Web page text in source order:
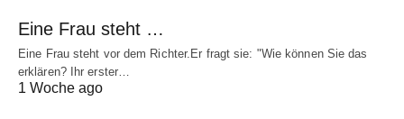
Eine Frau steht …
Eine Frau steht vor dem Richter.Er fragt sie: "Wie können Sie das
erklären? Ihr erster…
1 Woche ago